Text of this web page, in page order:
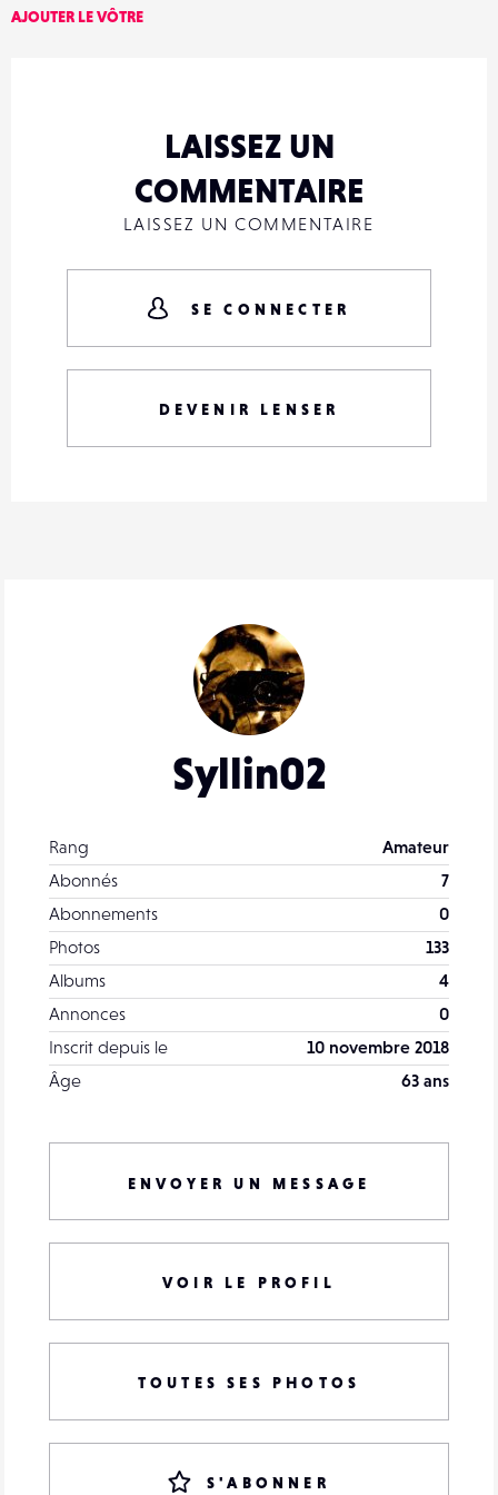
Syllin02
Rang
Amateur
Abonnés
7
Abonnements
0
Photos
133
Albums
4
Annonces
0
Inscrit depuis le
10 novembre 2018
Âge
63 ans
ENVOYER UN MESSAGE
VOIR LE PROFIL
TOUTES SES PHOTOS
S'ABONNER
AJOUTER LE VÔTRE
LAISSEZ UN
COMMENTAIRE
LAISSEZ UN COMMENTAIRE
SE CONNECTER
DEVENIR LENSER